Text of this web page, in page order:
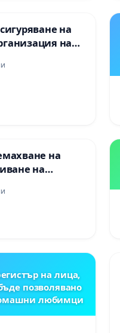
на
на
и гарантиране
Хуманитарна
на
на
на
във
на лица,
позволявано
любимци